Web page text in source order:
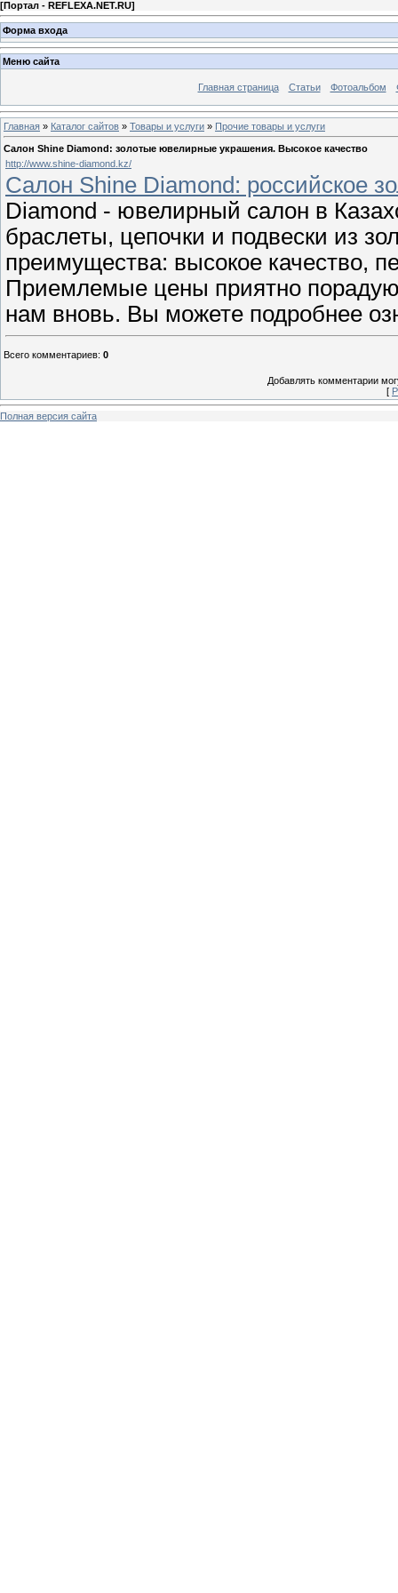
[Портал - REFLEXA.NET.RU]
Форма входа
Меню сайта
Главная страница Статьи Фотоальбом
Главная » Каталог сайтов » Товары и услуги » Прочие товары и услуги
Салон Shine Diamond: золотые ювелирные украшения. Высокое качество
http://www.shine-diamond.kz/
Салон Shine Diamond: российское
Diamond - ювелирный салон в
браслеты, цепочки и подвески из
преимущества: высокое качество,
Приемлемые цены приятно
нам вновь. Вы можете подробнее
Всего комментариев: 0
Добавлять комментарии
[
Полная версия сайта